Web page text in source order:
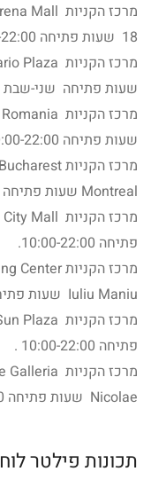
18 שעות פתיחה 09:00-22:00.
שעות פתיחה שני-שבת 09:00-21:00 ביום ראשון 10:00-14:00.
שעות פתיחה 10:00-22:00.
Montreal שעות פתיחה 10:00-22:00.
פתיחה 10:00-22:00.
Iuliu Maniu שעות פתיחה 10:00-22:00 .
פתיחה 10:00-22:00 .
Nicolae שעות פתיחה 10:00-22:00 .
תכונות פילטר לוח